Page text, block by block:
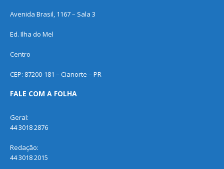
Avenida Brasil, 1167 – Sala 3
Ed. Ilha do Mel
Centro
CEP: 87200-181 – Cianorte – PR
FALE COM A FOLHA
Geral:
44 3018 2876
Redação:
44 3018 2015